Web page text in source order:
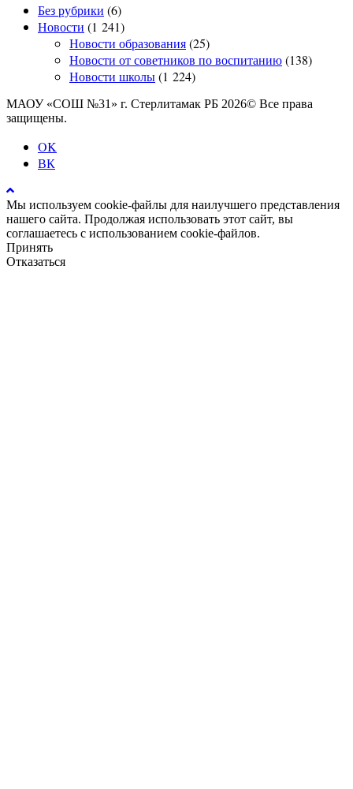
Без рубрики (6)
Новости (1 241)
Новости образования(25)
Новости от советников по воспитанию(138)
Новости школы(1 224)
МАОУ «СОШ №31» г. Стерлитамак РБ 2026© Все права
защищены.
OK
ВК
Мы используем cookie-файлы для наилучшего представления
нашего сайта. Продолжая использовать этот сайт, вы
соглашаетесь с использованием cookie-файлов.
Принять
Отказаться